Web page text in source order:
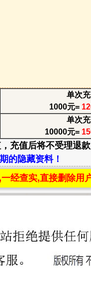
单次
1000元=
单次
10000元=
充值后将不受理退款
的隐藏资料！
经查实,直接删除用